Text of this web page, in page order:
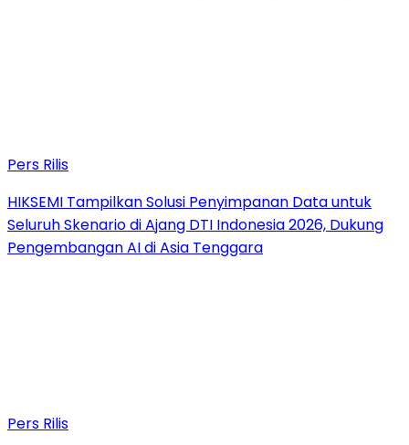
Pers Rilis
HIKSEMI Tampilkan Solusi Penyimpanan Data untuk
Seluruh Skenario di Ajang DTI Indonesia 2026, Dukung
Pengembangan AI di Asia Tenggara
Pers Rilis